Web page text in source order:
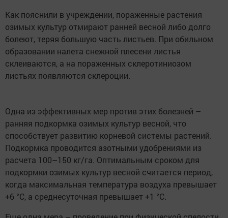
Как пояснили в учреждении, пораженные растения
озимых культур отмирают ранней весной либо долго
болеют, теряя большую часть листьев. При обильном
образовании налета снежной плесени листья
склеиваются, а на пораженных склеротиниозом
листьях появляются склероции.
Одна из эффективных мер против этих болезней –
ранняя подкормка озимых культур весной, что
способствует развитию корневой системы растений.
Подкормка проводится азотными удобрениями из
расчета 100–150 кг/га. Оптимальным сроком для
подкормки озимых культур весной считается период,
когда максимальная температура воздуха превышает
+6 °С, а среднесуточная превышает +1 °С.